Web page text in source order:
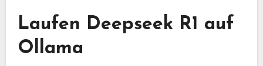
Laufen Deepseek R1 auf
Ollama